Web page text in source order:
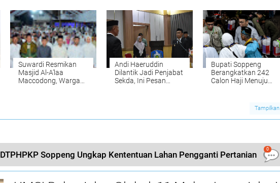
Suwardi Resmikan
Masjid Al-A’laa
Maccodong, Warga
Andi Haeruddin
Dilantik Jadi Penjabat
Sekda, Ini Pesan
Bupati Soppeng
Berangkatkan 242
Calon Haji Menuju
Tampilkan
DTPHPKP Soppeng Ungkap Kententuan Lahan Pengganti Pertanian
0